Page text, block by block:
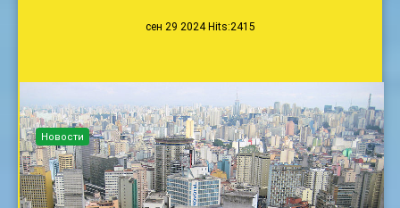
сен 29 2024 Hits:2415
Новости